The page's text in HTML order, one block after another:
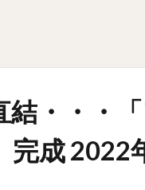
結・・・
完成 2022